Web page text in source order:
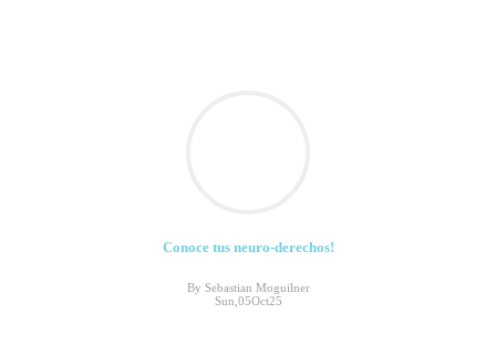
Conoce tus neuro-derechos!
By Sebastian Moguilner
Sun,05Oct25